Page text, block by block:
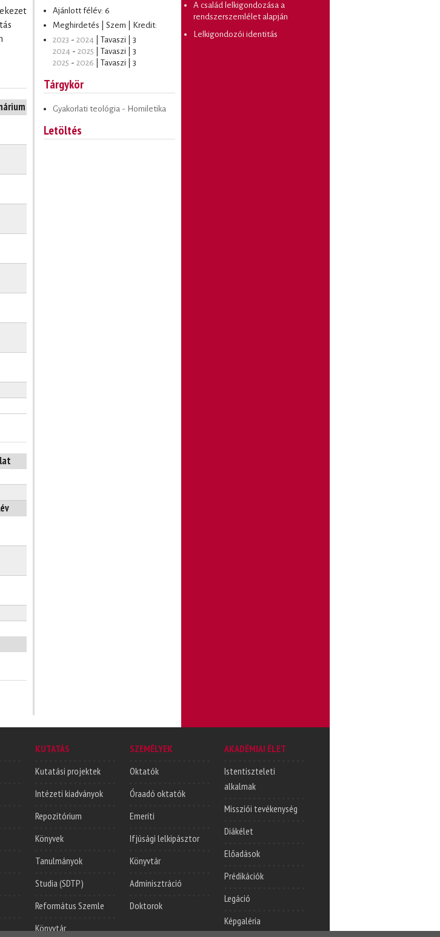
Ajánlott félév: 6
Meghirdetés | Szem | Kredit:
2023 - 2024 | Tavaszi | 3
2024 - 2025 | Tavaszi | 3
2025 - 2026 | Tavaszi | 3
Tárgykör
Gyakorlati teológia - Homiletika
Letöltés
A család lelkigondozása a
rendszerszemlélet alapján
Lelkigondozói identitás
KUTATÁS
Kutatási projektek
Intézeti kiadványok
Repozitórium
Könyvek
Tanulmányok
Studia (SDTP)
Református Szemle
Könyvtár
SZEMÉLYEK
Oktatók
Óraadó oktatók
Emeriti
Ifjúsági lelkipásztor
Könyvtár
Adminisztráció
Doktorok
AKADÉMIAI ÉLET
Istentiszteleti
alkalmak
Missziói tevékenység
Diákélet
Előadások
Prédikációk
Legáció
Képgaléria